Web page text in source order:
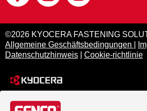
©2026 KYOCERA FASTENING
Allgemeine Geschäftsbedingungen
Datenschutzhinweis
Cookie-richtlinie